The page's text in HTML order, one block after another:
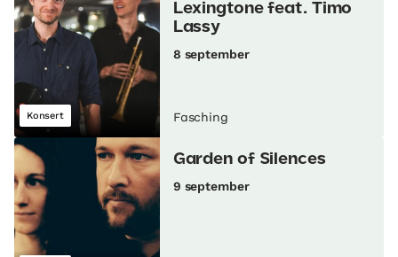
Konsert
Lexingtone feat. Timo
Lassy
8 september
Fasching
Garden of Silences
9 september